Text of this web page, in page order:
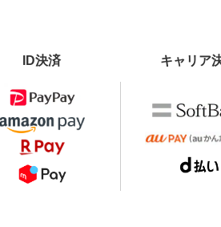
ID決済 キャリア